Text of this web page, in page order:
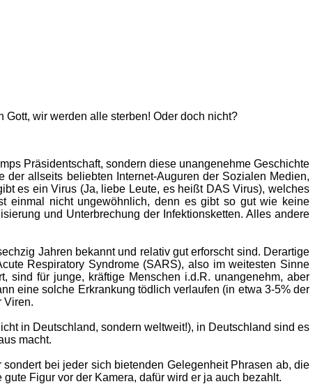
wir werden alle sterben! Oder doch nicht?
Präsidentschaft, sondern diese unangenehme Geschichte
allseits beliebten Internet-Auguren der Sozialen Medien,
es ein Virus (Ja, liebe Leute, es heißt DAS Virus), welches
einmal nicht ungewöhnlich, denn es gibt so gut wie keine
und Unterbrechung der Infektionsketten. Alles andere
Jahren bekannt und relativ gut erforscht sind. Derartige
Respiratory Syndrome (SARS), also im weitesten Sinne
sind für junge, kräftige Menschen i.d.R. unangenehm, aber
eine solche Erkrankung tödlich verlaufen (in etwa 3-5% der
Viren.
in Deutschland, sondern weltweit!), in Deutschland sind es
macht.
bei jeder sich bietenden Gelegenheit Phrasen ab, die
Figur vor der Kamera, dafür wird er ja auch bezahlt.